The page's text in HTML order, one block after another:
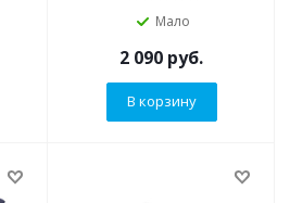
Мало
2 090 руб.
В корзину